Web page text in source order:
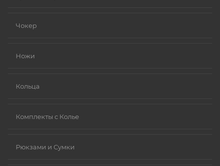
Чокер
Ножи
Кольца
Комплекты с Колье
Рюкзами и Сумки